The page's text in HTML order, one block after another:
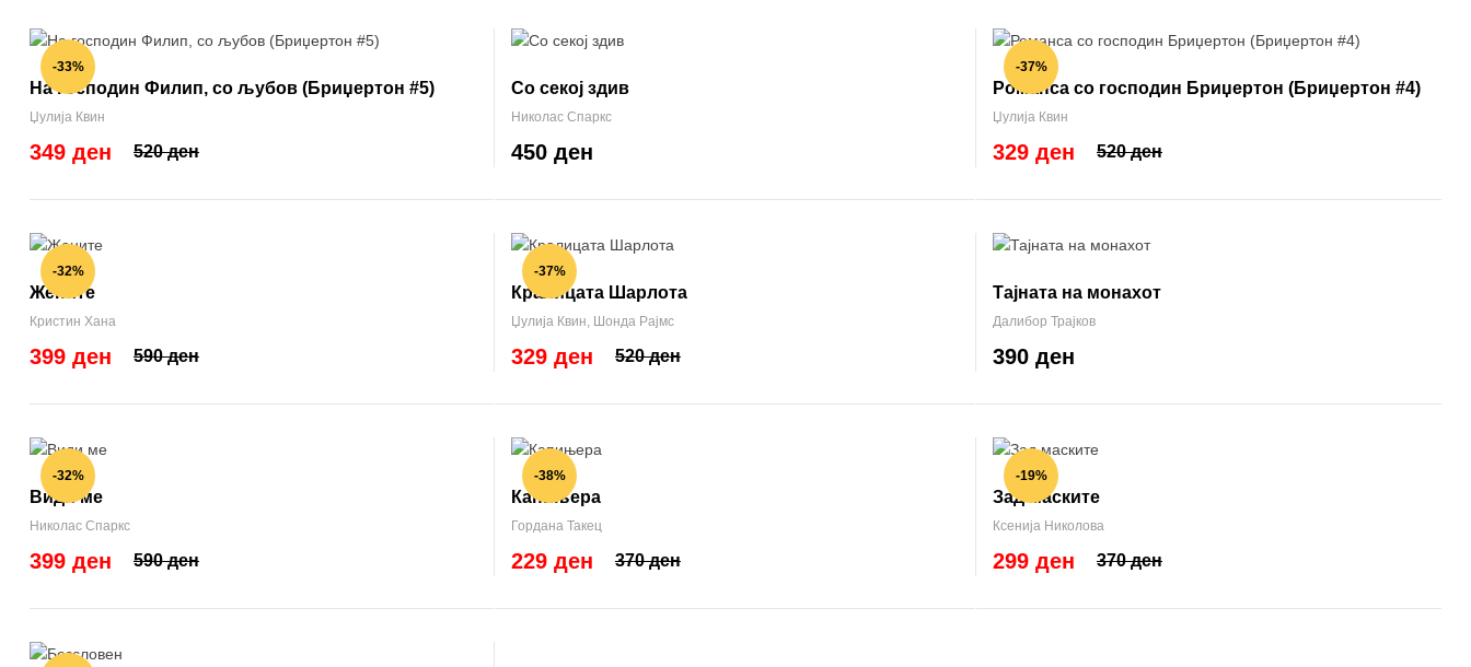
-33%
На господин Филип, со љубов (Бриџертон #5)
Џулија Квин
520 ден
349 ден
Со секој здив
Николас Спаркс
450 ден
-37%
Романса со господин Бриџертон (Бриџертон #4)
Џулија Квин
520 ден
329 ден
-32%
Жените
Кристин Хана
590 ден
399 ден
-37%
Кралицата Шарлота
Џулија Квин Шонда Рајмс
520 ден
329 ден
Тајната на монахот
Далибор Трајков
390 ден
-32%
Види ме
Николас Спаркс
590 ден
399 ден
-38%
Капињера
Гордана Такец
370 ден
229 ден
-19%
Зад маските
Ксенија Николова
370 ден
299 ден